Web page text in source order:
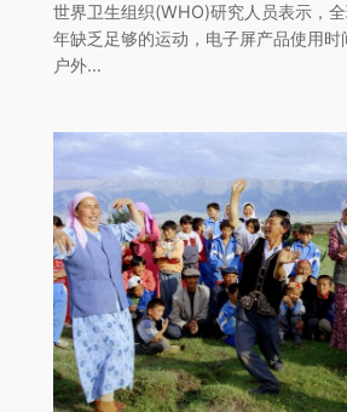
世界卫生组织(WHO)研究人员表示，
年缺乏足够的运动，电子屏产品使用
户外…